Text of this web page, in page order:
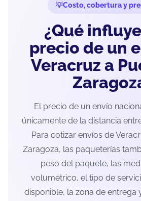
Costo, cobertura y
¿Qué
precio de un
Veracruz a
El precio de un envío
únicamente de la distancia
Para cotizar envíos de
Zaragoza, las paqueterías
peso del paquete, las
volumétrico, el tipo de
disponible, la zona de entrega